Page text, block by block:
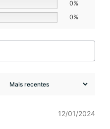
0%
0%
12/01/2024